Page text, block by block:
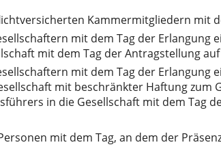
Kammermitgliedern mit
mit dem Tag der
mit dem Tag der Antragstellung
mit dem Tag der
mit beschränkter Haftung
in die Gesellschaft mit dem Tag
mit dem Tag, an dem der